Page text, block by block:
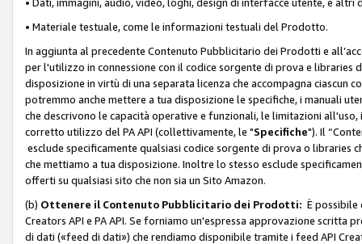
• Materiale testuale, come le informazioni testuali del Prodotto.
In aggiunta al precedente Contenuto Pubblicitario dei Prodotti e
per l'utilizzo in connessione con il codice sorgente di prova e libraries
disposizione in virtù di una separata licenza che accompagna ciascun
potremmo anche mettere a tua disposizione le specifiche, i manuali
che descrivono le capacità operative e funzionali, le limitazioni
corretto utilizzo del PA API (collettivamente, le "Specifiche"). Il
esclude specificamente qualsiasi codice sorgente di prova o libraries
che mettiamo a tua disposizione. Inoltre lo stesso esclude
offerti su qualsiasi sito che non sia un Sito Amazon.
(b) Ottenere il Contenuto Pubblicitario dei Prodotti: È
Creators API e PA API. Se forniamo un'espressa approvazione
di dati («feed di dati») che rendiamo disponibile tramite i feed API